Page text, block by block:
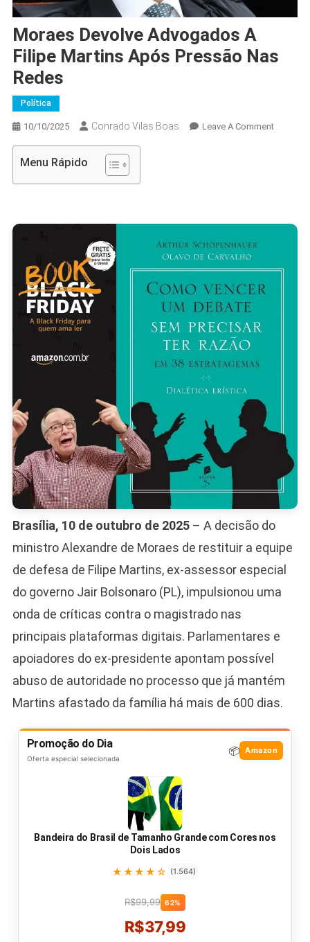
Moraes Devolve Advogados A
Filipe Martins Após Pressão Nas
Redes
Política
10/10/2025 Conrado Vilas Boas Leave A CommentOn
Nas
Menu Rápido
Brasília, 10 de outubro de 2025– A decisão do
ministro Alexandre de Moraes de restituir a equipe
de defesa de Filipe Martins, ex-assessor especial
do governo Jair Bolsonaro (PL), impulsionou uma
onda de críticas contra o magistrado nas
principais plataformas digitais. Parlamentares e
apoiadores do ex-presidente apontam possível
abuso de autoridade no processo que já mantém
Martins afastado da família há mais de 600 dias.
Promoção do Dia
Oferta especial selecionada
📦 Amazon
Bandeira do Brasil de Tamanho Grande com Cores nos
Dois Lados
★★★★☆ (1.564)
R$99,99 62%
R$37,99